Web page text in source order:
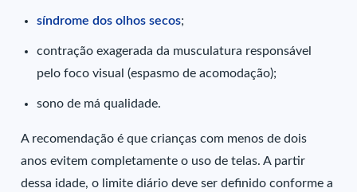
síndrome dos olhos secos;
contração exagerada da musculatura responsável
pelo foco visual (espasmo de acomodação);
sono de má qualidade.
A recomendação é que crianças com menos de dois
anos evitem completamente o uso de telas. A partir
dessa idade, o limite diário deve ser definido conforme a